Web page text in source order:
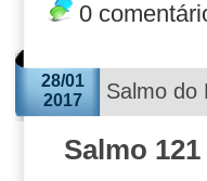
0
28/01
2017
Salmo do
Salmo 121